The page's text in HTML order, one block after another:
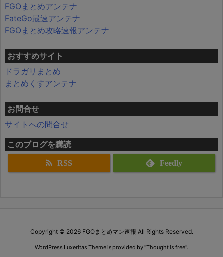
FGOまとめアンテナ
FateGo最速アンテナ
FGOまとめ攻略速報アンテナ
おすすめサイト
ドラガリまとめ
まとめくすアンテナ
お問合せ
サイトへの問合せ
このブログを購読
RSS Feedly
Copyright © 2026 FGOまとめマン速報 All Rights Reserved.
WordPress Luxeritas Theme is provided by "Thought is free".